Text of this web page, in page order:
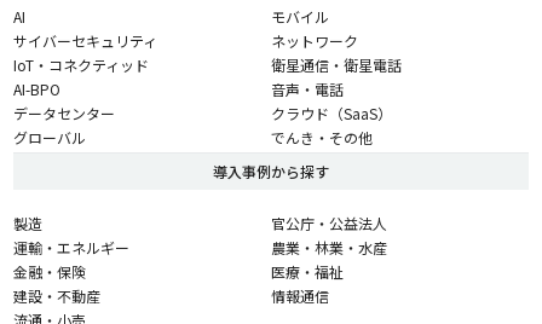
AI
サイバーセキュリティ
IoT・コネクティッド
AI-BPO
データセンター
グローバル
モバイル
ネットワーク
衛星通信・衛星電話
音声・電話
クラウド（SaaS）
でんき・その他
導入事例から探す
製造
運輸・エネルギー
金融・保険
建設・不動産
流通・小売
官公庁・公益法人
農業・林業・水産
医療・福祉
情報通信